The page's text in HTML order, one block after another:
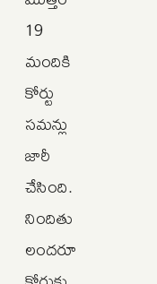
19
మందికి
కోర్టు
సమన్లు
జారీ
చేసింది.
నిందితు
లందరూ